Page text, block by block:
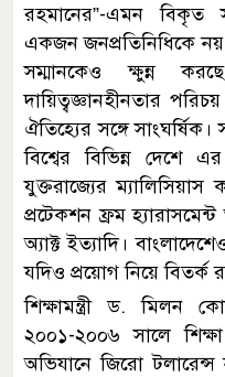
রহমানের”-এমন বিকৃত
একজন জনপ্রতিনিধিকে
সম্মানকেও ক্ষুন্ন
দায়িত্বজ্ঞানহীনতার
ঐতিহ্যের সঙ্গে
বিশ্বের বিভিন্ন দেশে
যুক্তরাজ্যের ম্যালিসিয়াস
প্রটেকশন ফ্রম হ্যারাসমেন্ট
অ্যাক্ট ইত্যাদি।
যদিও প্রয়োগ নিয়ে বিতর্ক
শিক্ষামন্ত্রী ড. মিলন
২০০১-২০০৬ সালে শিক্ষা
অভিযানে জিরো টলারেন্স